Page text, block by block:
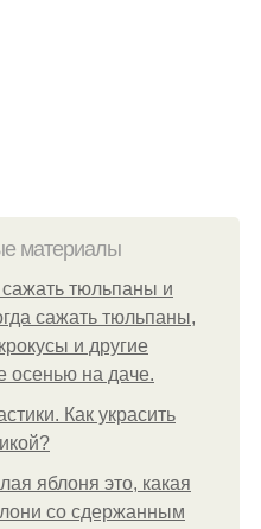
материалы
сажать тюльпаны и
сажать тюльпаны,
и другие
осенью на даче.
Как украсить
яблоня это, какая
со сдержанным